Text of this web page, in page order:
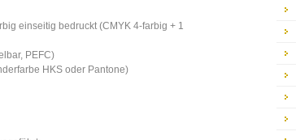
einseitig bedruckt (CMYK 4-farbig + 1
PEFC)
HKS oder Pantone)